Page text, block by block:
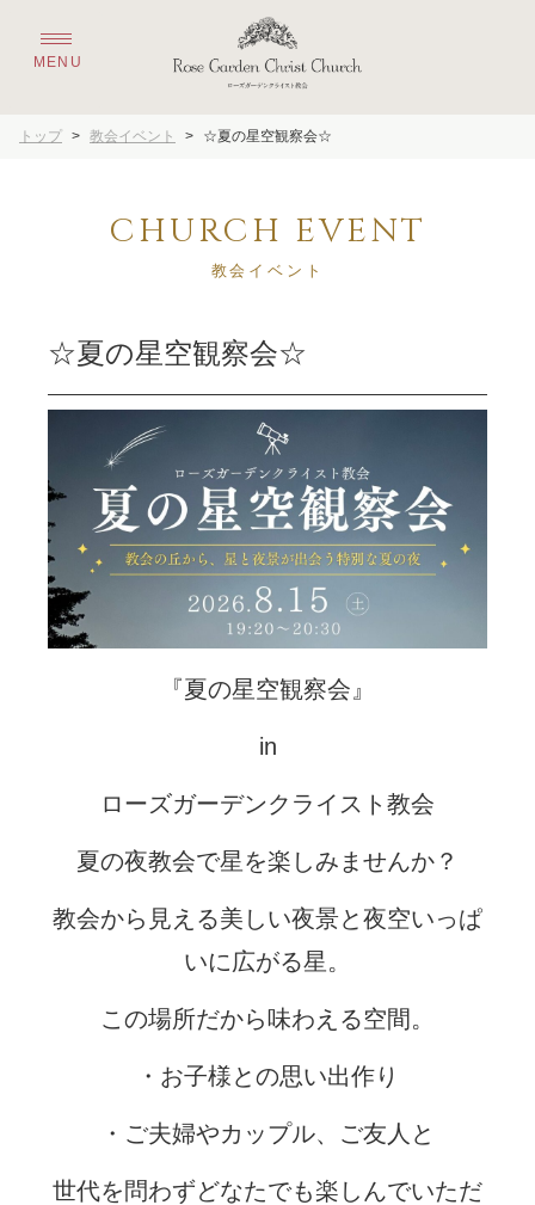
トップ > 教会イベント > ☆夏の星空観察会☆
CHURCH EVENT
教会イベント
☆夏の星空観察会☆
『夏の星空観察会』
in
ローズガーデンクライスト教会
夏の夜教会で星を楽しみませんか？
教会から見える美しい夜景と夜空いっぱ
いに広がる星。
この場所だから味わえる空間。
・お子様との思い出作り
・ご夫婦やカップル、ご友人と
世代を問わずどなたでも楽しんでいただ